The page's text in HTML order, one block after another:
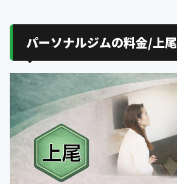
パーソナルジムの料金/上尾